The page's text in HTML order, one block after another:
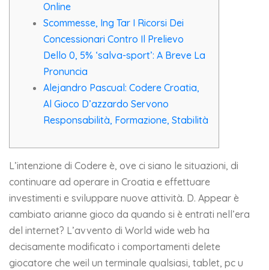
Online
Scommesse, Ing Tar I Ricorsi Dei
Concessionari Contro Il Prelievo
Dello 0, 5% ‘salva-sport’: A Breve La
Pronuncia
Alejandro Pascual: Codere Croatia,
Al Gioco D’azzardo Servono
Responsabilità, Formazione, Stabilità
L’intenzione di Codere è, ove ci siano le situazioni, di
continuare ad operare in Croatia e effettuare
investimenti e sviluppare nuove attività. D. Appear è
cambiato arianne gioco da quando si è entrati nell’era
del internet? L’avvento di World wide web ha
decisamente modificato i comportamenti delete
giocatore che weil un terminale qualsiasi, tablet, pc u